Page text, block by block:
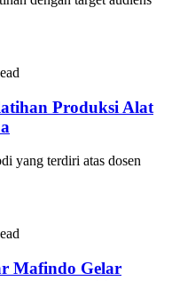
Produksi Alat
yang terdiri atas dosen
Mafindo Gelar